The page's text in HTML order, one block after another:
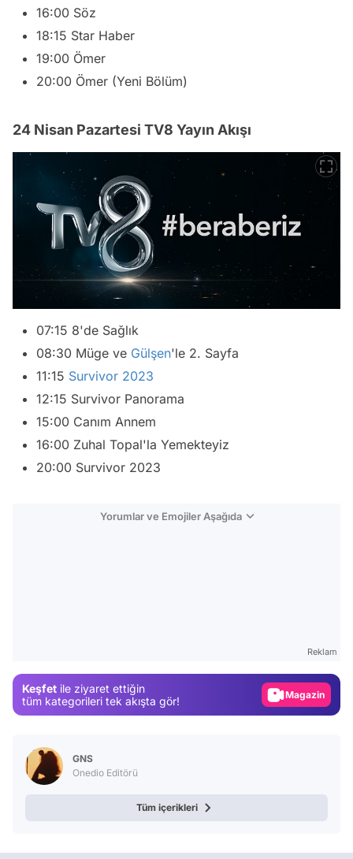
16:00 Söz
18:15 Star Haber
19:00 Ömer
20:00 Ömer (Yeni Bölüm)
24 Nisan Pazartesi TV8 Yayın Akışı
07:15 8'de Sağlık
08:30 Müge ve Gülşen'le 2. Sayfa
11:15 Survivor 2023
12:15 Survivor Panorama
15:00 Canım Annem
16:00 Zuhal Topal'la Yemekteyiz
20:00 Survivor 2023
Yorumlar ve Emojiler Aşağıda
Reklam
Keşfet ile ziyaret ettiğin
tüm kategorileri tek akışta gör!
Magazin
Video
GNS
Onedio Editörü
Tüm içerikleri